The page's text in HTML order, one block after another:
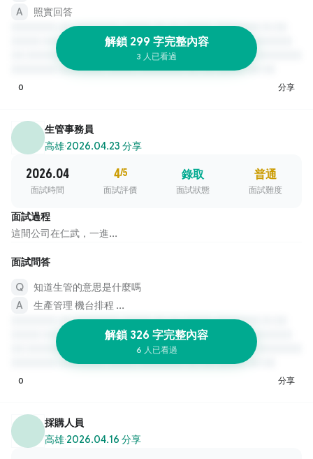
照實回答
解鎖 299 字完整內容
3 人已看過
0 分享
生管事務員
高雄·2026.04.23 分享
2026.04
面試時間
4/5
面試評價
錄取
面試狀態
普通
面試難度
面試過程
這間公司在仁武，一進...
面試問答
知道生管的意思是什麼嗎
生產管理 機台排程 ...
解鎖 326 字完整內容
6 人已看過
0 分享
採購人員
高雄·2026.04.16 分享